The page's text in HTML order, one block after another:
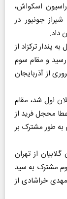
اسکواش،
جونیور در
داد.
سال، مقام اول به پندار ترکزاد از
و مقام سوم
از آذربایجان
از گیلان اول شد، مقام
محجل فرید از
به طور مشترک بر
۱۵ سال به رایان گلابیان از تهران
مشترک به سید
خراشادی از